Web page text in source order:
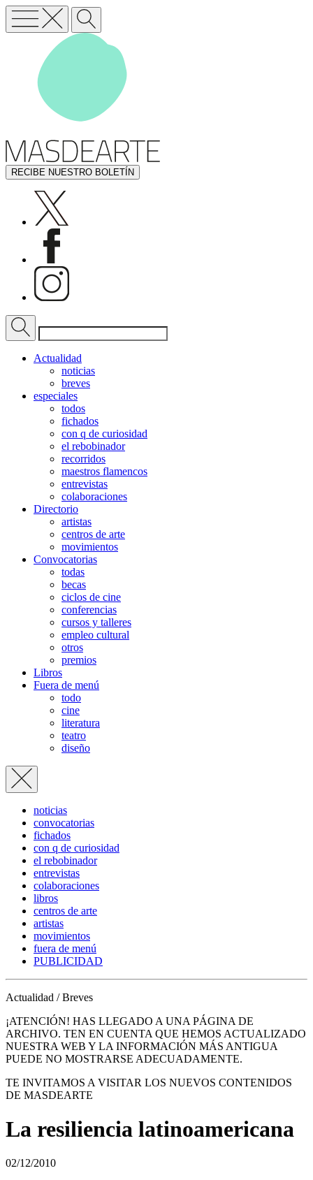
RECIBE NUESTRO BOLETÍN
Actualidad
noticias
breves
especiales
todos
fichados
con q de curiosidad
el rebobinador
recorridos
maestros flamencos
entrevistas
colaboraciones
Directorio
artistas
centros de arte
movimientos
Convocatorias
todas
becas
ciclos de cine
conferencias
cursos y talleres
empleo cultural
otros
premios
Libros
Fuera de menú
todo
cine
literatura
teatro
diseño
noticias
convocatorias
fichados
con q de curiosidad
el rebobinador
entrevistas
colaboraciones
libros
centros de arte
artistas
movimientos
fuera de menú
PUBLICIDAD
Actualidad / Breves
¡ATENCIÓN! HAS LLEGADO A UNA PÁGINA DE
ARCHIVO. TEN EN CUENTA QUE HEMOS ACTUALIZADO
NUESTRA WEB Y LA INFORMACIÓN MÁS ANTIGUA
PUEDE NO MOSTRARSE ADECUADAMENTE.
TE INVITAMOS A VISITAR LOS NUEVOS CONTENIDOS
DE MASDEARTE
La resiliencia latinoamericana
02/12/2010